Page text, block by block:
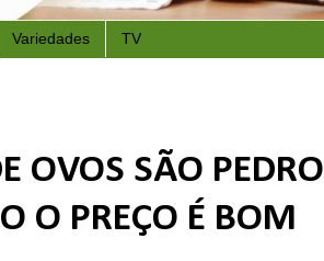
Variedades TV
OVOS SÃO PEDRO
O PREÇO É BOM